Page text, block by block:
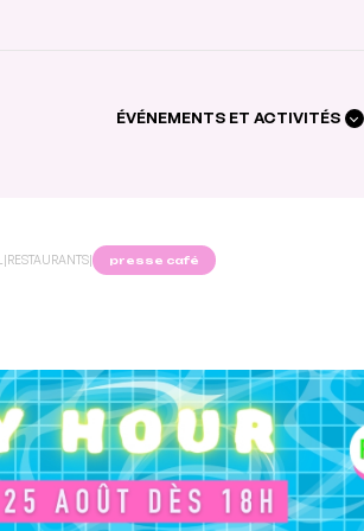
ÉVÉNEMENTS ET ACTIVITÉS
|RESTAURANTS| presse café